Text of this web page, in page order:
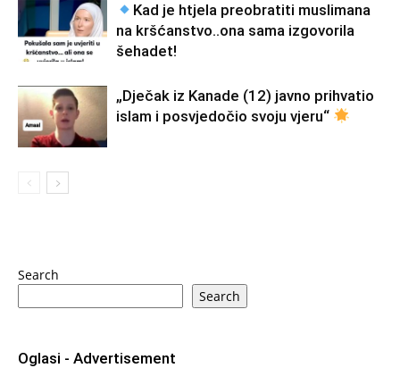
Kad je htjela preobratiti muslimana
na kršćanstvo..ona sama izgovorila
šehadet!
„Dječak iz Kanade (12) javno prihvatio
islam i posvjedočio svoju vjeru“
Search
Search
Oglasi - Advertisement